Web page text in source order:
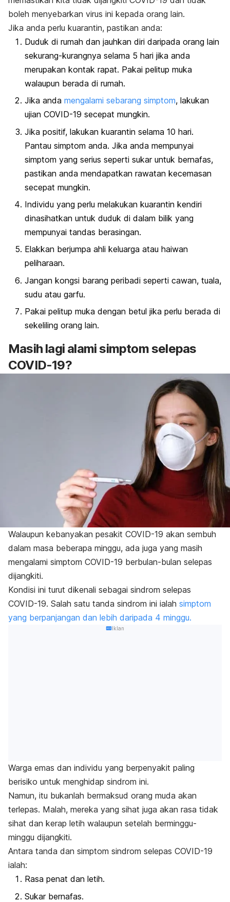
boleh menyebarkan virus ini kepada orang lain.
Jika anda perlu kuarantin, pastikan anda:
Duduk di rumah dan jauhkan diri daripada orang lain
sekurang-kurangnya selama 5 hari jika anda
merupakan kontak rapat. Pakai pelitup muka
walaupun berada di rumah.
Jika anda mengalami sebarang simptom, lakukan
ujian COVID-19 secepat mungkin.
Jika positif, lakukan kuarantin selama 10 hari.
Pantau simptom anda. Jika anda mempunyai
simptom yang serius seperti sukar untuk bernafas,
pastikan anda mendapatkan rawatan kecemasan
secepat mungkin.
Individu yang perlu melakukan kuarantin kendiri
dinasihatkan untuk duduk di dalam bilik yang
mempunyai tandas berasingan.
Elakkan berjumpa ahli keluarga atau haiwan
peliharaan.
Jangan kongsi barang peribadi seperti cawan, tuala,
sudu atau garfu.
Pakai pelitup muka dengan betul jika perlu berada di
sekeliling orang lain.
Masih lagi alami simptom selepas
COVID-19?
Walaupun kebanyakan pesakit COVID-19 akan sembuh
dalam masa beberapa minggu, ada juga yang masih
mengalami simptom COVID-19 berbulan-bulan selepas
dijangkiti.
Kondisi ini turut dikenali sebagai sindrom selepas
COVID-19. Salah satu tanda sindrom ini ialah simptom
yang berpanjangan dan lebih daripada 4 minggu.
Iklan
Warga emas dan individu yang berpenyakit paling
berisiko untuk menghidap sindrom ini.
Namun, itu bukanlah bermaksud orang muda akan
terlepas. Malah, mereka yang sihat juga akan rasa tidak
sihat dan kerap letih walaupun setelah berminggu-
minggu dijangkiti.
Antara tanda dan simptom sindrom selepas COVID-19
ialah:
Rasa penat dan letih.
Sukar bernafas.